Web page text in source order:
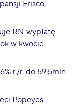
Frisco
RN wypłatę
w kwocie
r./r. do 59,5mln
Popeyes